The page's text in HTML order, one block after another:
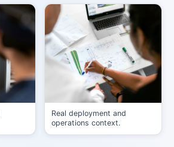
Real deployment and
operations context.